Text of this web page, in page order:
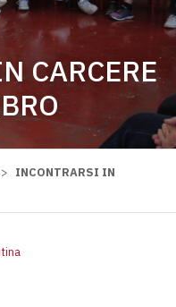
CARCERE
> INCONTRARSI IN